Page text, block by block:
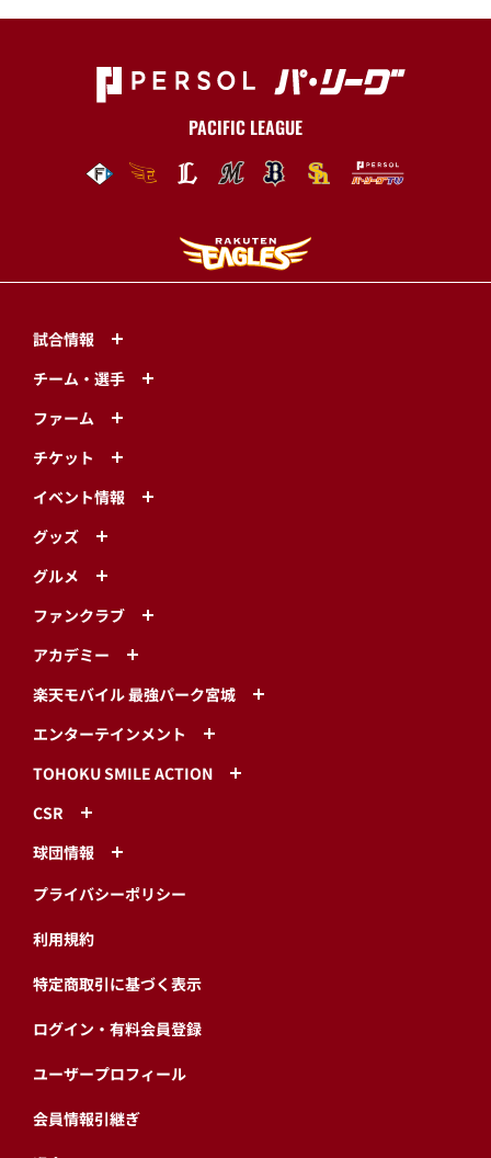
PACIFIC LEAGUE
試合情報
チーム・選手
ファーム
チケット
イベント情報
グッズ
グルメ
ファンクラブ
アカデミー
楽天モバイル 最強パーク宮城
エンターテインメント
TOHOKU SMILE ACTION
CSR
球団情報
プライバシーポリシー
利用規約
特定商取引に基づく表示
ログイン・有料会員登録
ユーザープロフィール
会員情報引継ぎ